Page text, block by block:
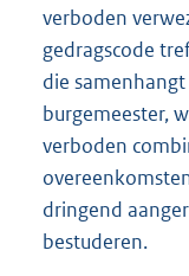
verboden
gedragscode
die
burgemeester,
verboden
dringend
bestuderen.